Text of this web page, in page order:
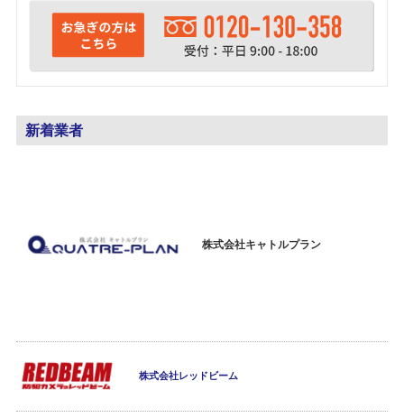
新着業者
株式会社キャトルプラン
株式会社レッドビーム